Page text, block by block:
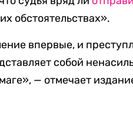
обстоятельствах».
впервые, и
собой
— отмечает